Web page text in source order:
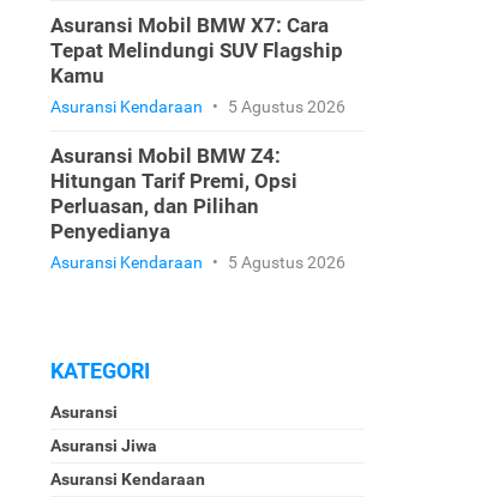
Asuransi Mobil BMW X7: Cara
Tepat Melindungi SUV Flagship
Kamu
Asuransi Kendaraan • 5 Agustus 2026
Asuransi Mobil BMW Z4:
Hitungan Tarif Premi, Opsi
Perluasan, dan Pilihan
Penyedianya
Asuransi Kendaraan • 5 Agustus 2026
KATEGORI
Asuransi
Asuransi Jiwa
Asuransi Kendaraan